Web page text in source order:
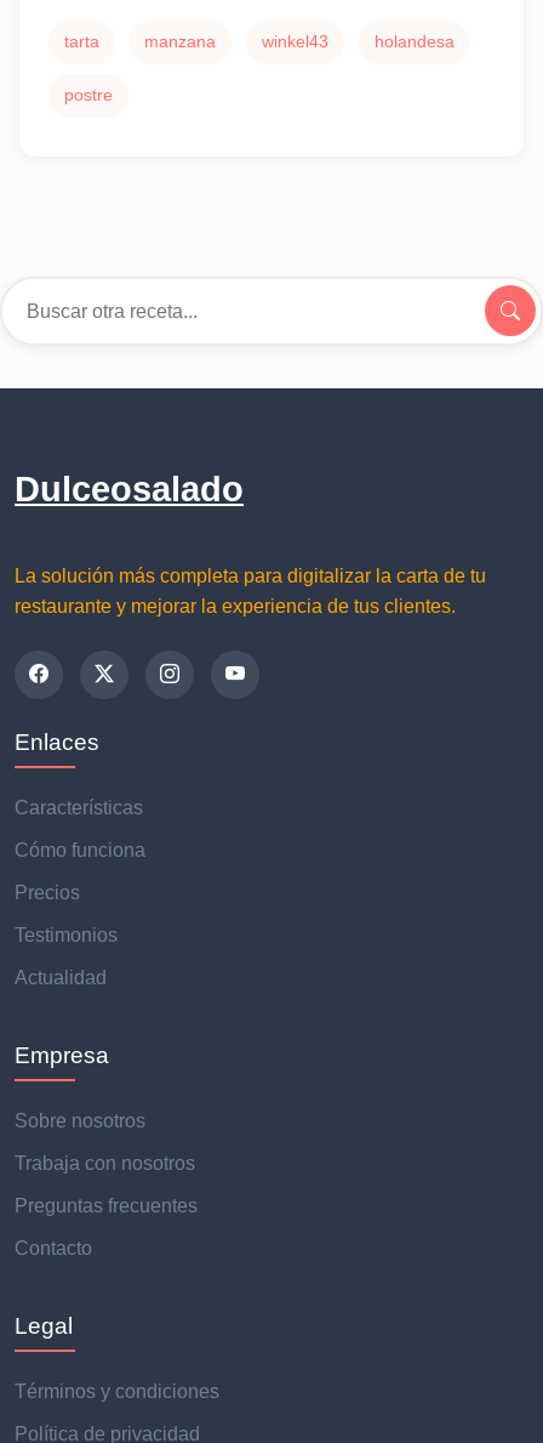
tarta manzana winkel43 holandesa
postre
Dulceosalado
La solución más completa para digitalizar la carta de tu
restaurante y mejorar la experiencia de tus clientes.
Enlaces
Características
Cómo funciona
Precios
Testimonios
Actualidad
Empresa
Sobre nosotros
Trabaja con nosotros
Preguntas frecuentes
Contacto
Legal
Términos y condiciones
Política de privacidad